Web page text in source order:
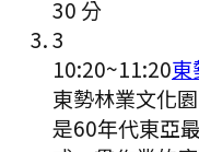
30 分
3
10:20~11:20東
東勢林業文化
是60年代東亞